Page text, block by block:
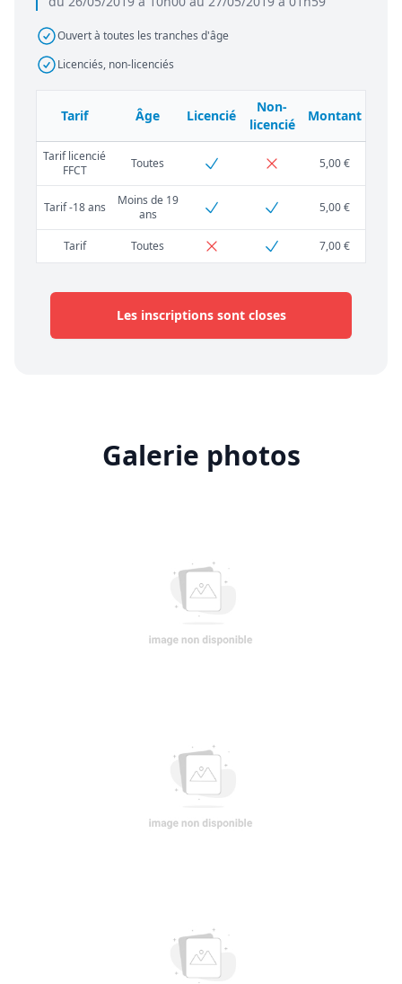
Ouvert à toutes les tranches d'âge
Licenciés, non-licenciés
Tarif Âge Licencié
Non-
licencié
Montant
Tarif licencié
FFCT
Toutes 5,00 €
Tarif -18 ans
Moins de 19
ans
5,00 €
Tarif Toutes 7,00 €
Les inscriptions sont closes
Galerie photos